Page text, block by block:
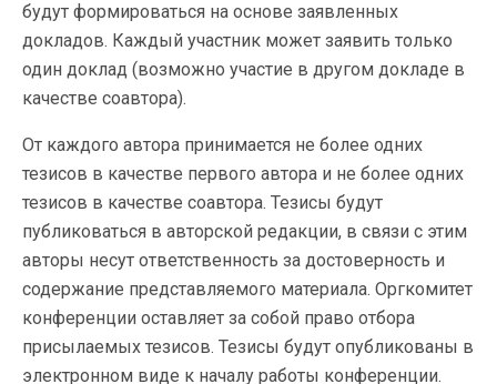
будут формироваться на основе заявленных
докладов. Каждый участник может заявить только
один доклад (возможно участие в другом докладе в
качестве соавтора).
От каждого автора принимается не более одних
тезисов в качестве первого автора и не более одних
тезисов в качестве соавтора. Тезисы будут
публиковаться в авторской редакции, в связи с этим
авторы несут ответственность за достоверность и
содержание представляемого материала. Оргкомитет
конференции оставляет за собой право отбора
присылаемых тезисов. Тезисы будут опубликованы в
электронном виде к началу работы конференции.